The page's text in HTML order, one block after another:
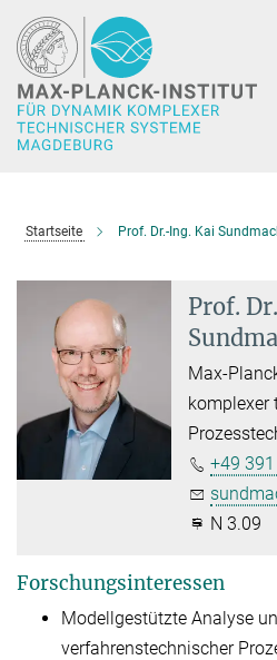
Hauptinhalt
Startseite Prof. Dr.-Ing. Kai
Prof.
Max-
komplexer
+49
N 3.09
Forschungsinteressen
Modellgestützte Analyse
verfahrenstechnischer